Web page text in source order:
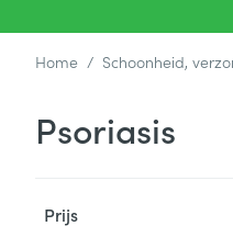
Home / Schoonheid,
Psoriasis
Prijs